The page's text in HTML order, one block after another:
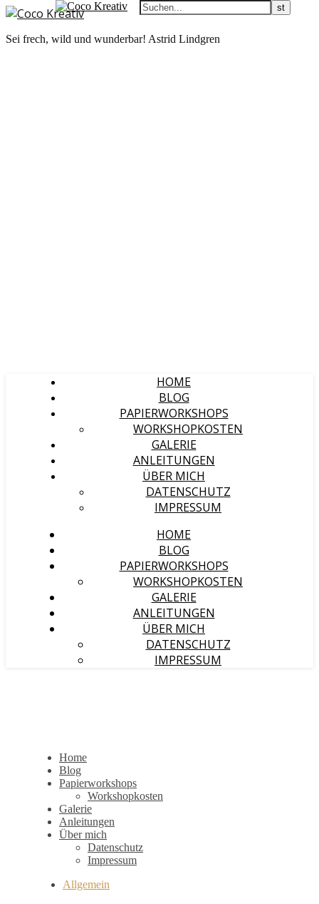
Sei frech, wild und wunderbar! Astrid Lindgren
HOME
BLOG
PAPIERWORKSHOPS
WORKSHOPKOSTEN
GALERIE
ANLEITUNGEN
ÜBER MICH
DATENSCHUTZ
IMPRESSUM
HOME
BLOG
PAPIERWORKSHOPS
WORKSHOPKOSTEN
GALERIE
ANLEITUNGEN
ÜBER MICH
DATENSCHUTZ
IMPRESSUM
Home
Blog
Papierworkshops
Workshopkosten
Galerie
Anleitungen
Über mich
Datenschutz
Impressum
Allgemein